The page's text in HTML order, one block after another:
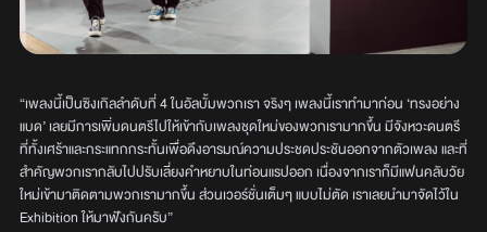
“เพลงนี้เป็นซิงเกิลลำดับที่ 4 ในอัลบั้มพวกเรา จริงๆ เพลงนี้เราทำมาก่อน ‘ทรงอย่าง
แบด’ เลยมีการเพิ่มดนตรีไปให้เข้ากับเพลงชุดใหม่ของพวกเรามากขึ้น มีจังหวะดนตรี
ที่ทั้งเศร้าและกระแทกกระทั้นเพื่อดึงอารมณ์ความประชดประชันออกจากตัวเพลง และที่
สำคัญพวกเรากลับไปปรับเลี่ยงคำหยาบในท่อนแรปออก เนื่องจากเราก็มีแฟนคลับวัย
ใหม่เข้ามาติดตามพวกเรามากขึ้น ส่วนเวอร์ชั่นเต็มๆ แบบไม่ตัด เราเลยนำมาจัดไว้ใน
Exhibition ให้มาฟังกันครับ”